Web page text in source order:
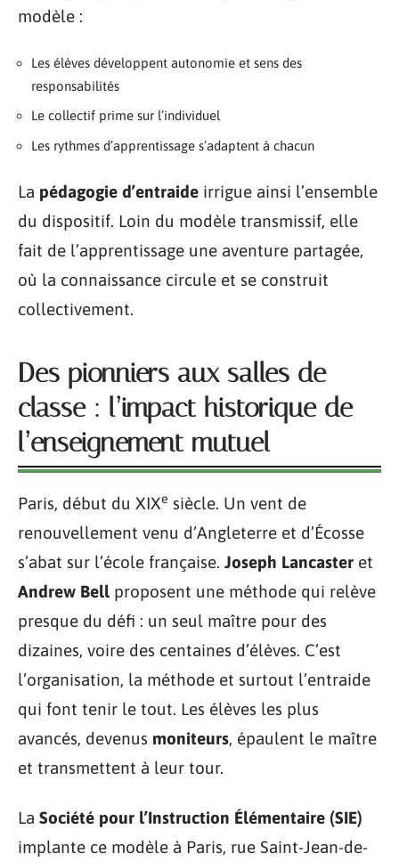
modèle :
Les élèves développent autonomie et sens des
responsabilités
Le collectif prime sur l’individuel
Les rythmes d’apprentissage s’adaptent à chacun
La pédagogie d’entraide irrigue ainsi l’ensemble
du dispositif. Loin du modèle transmissif, elle
fait de l’apprentissage une aventure partagée,
où la connaissance circule et se construit
collectivement.
Des pionniers aux salles de
classe : l’impact historique de
l’enseignement mutuel
Paris, début du XIXe siècle. Un vent de
renouvellement venu d’Angleterre et d’Écosse
s’abat sur l’école française. Joseph Lancaster et
Andrew Bell proposent une méthode qui relève
presque du défi : un seul maître pour des
dizaines, voire des centaines d’élèves. C’est
l’organisation, la méthode et surtout l’entraide
qui font tenir le tout. Les élèves les plus
avancés, devenus moniteurs, épaulent le maître
et transmettent à leur tour.
La Société pour l’Instruction Élémentaire (SIE)
implante ce modèle à Paris, rue Saint-Jean-de-